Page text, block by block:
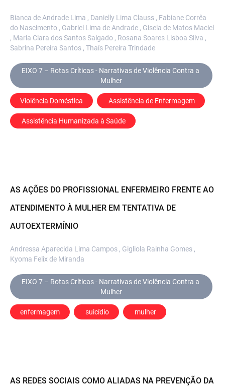
Bianca de Andrade Lima , Danielly Lima Clauss , Fabiane Corrêa
do Nascimento , Gabriel Lima de Andrade , Gisela de Matos Maciel
, Maria Clara dos Santos Salgado , Rosana Soares Lisboa Silva ,
Sabrina Pereira Santos , Thaís Pereira Trindade
EIXO 7 – Rotas Críticas - Narrativas de Violência Contra a
Mulher
Violência Doméstica Assistência de Enfermagem
Assistência Humanizada à Saúde
AS AÇÕES DO PROFISSIONAL ENFERMEIRO FRENTE AO
ATENDIMENTO À MULHER EM TENTATIVA DE
AUTOEXTERMÍNIO
Andressa Aparecida Lima Campos , Gigliola Rainha Gomes ,
Kyoma Felix de Miranda
EIXO 7 – Rotas Críticas - Narrativas de Violência Contra a
Mulher
enfermagem suicídio mulher
AS REDES SOCIAIS COMO ALIADAS NA PREVENÇÃO DA